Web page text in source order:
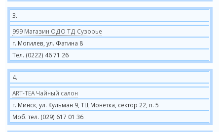
3.
999 Магазин ОДО ТД Сузорье
г. Могилев, ул. Фатина 8
Тел. (0222) 46 71 26
4.
ART-TEA Чайный салон
г. Минск, ул. Кульман 9, ТЦ Монетка, сектор 22, п. 5
Моб. тел. (029) 617 01 36